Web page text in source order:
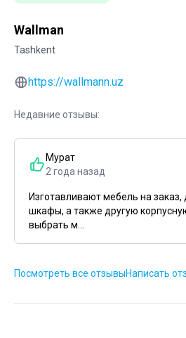
Wallman
Tashkent
https://wallmann.uz
Недавние отзывы:
Мурат
2 года назад
Изготавливают мебель на заказ,
шкафы, а также другую
выбрать м...
Посмотреть все отзывыНаписать